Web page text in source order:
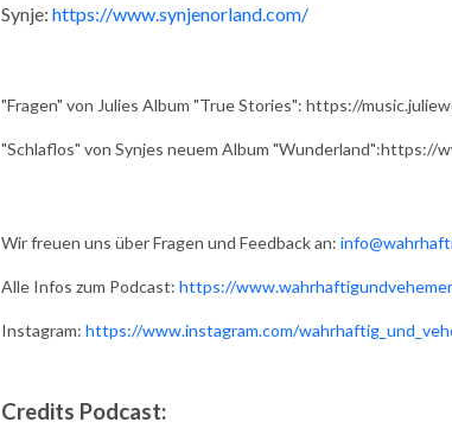
Synje: https://www.synjenorland.com/
"Fragen" von Julies Album "True Stories": https://
"Schlaflos" von Synjes neuem Album "Wunderland":https://
Wir freuen uns über Fragen und Feedback an:
Alle Infos zum Podcast: https://
Instagram: https://www.instagram.com/
Credits Podcast: